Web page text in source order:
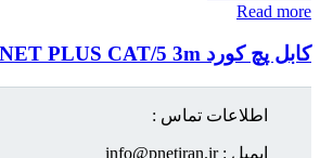
Read more
کابل پچ کورد P_NET PLUS CAT/5 3m
اطلاعات تماس :
ایمیل : info@pnetiran.ir